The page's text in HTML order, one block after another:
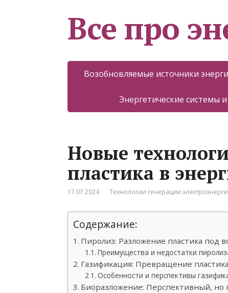
Все про
Возобновляемые источники
Энергетические системы и
Новые
пластика в
17.07.2024 Технологии генерации
Содержание:
Пиролиз: Разложение пластика под
Преимущества и недостатки
Газификация: Превращение
Особенности и перспективы
Биоразложение: Перспективный, но